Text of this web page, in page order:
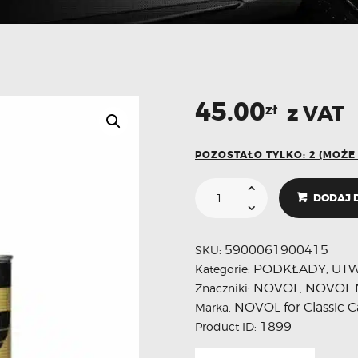
45.00zł z VAT
POZOSTAŁO TYLKO: 2
DODAJ
SKU: 5900061900415
Kategorie: PODKŁADY
Znaczniki: NOVOL NOVOL
Marka: NOVOL for Classic
Product ID: 1899